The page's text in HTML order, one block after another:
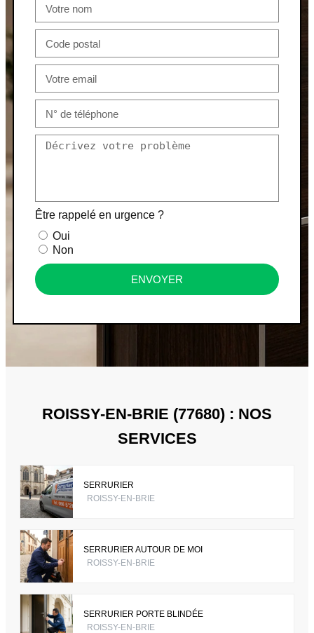
Être rappelé en urgence ?
Oui
Non
ENVOYER
ROISSY-EN-BRIE (77680) : NOS
SERVICES
SERRURIER
ROISSY-EN-BRIE
SERRURIER AUTOUR DE MOI
ROISSY-EN-BRIE
SERRURIER PORTE BLINDÉE
ROISSY-EN-BRIE